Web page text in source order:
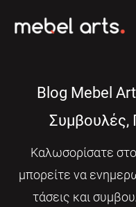
Blog Mebel
Συμβουλές,
Καλωσορίσατε στο
μπορείτε να
τάσεις και